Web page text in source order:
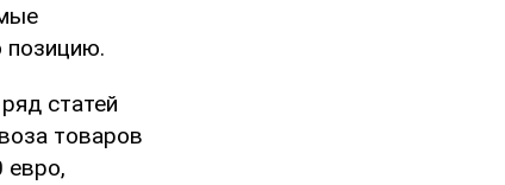
позицию.
статей
товаров
евро,